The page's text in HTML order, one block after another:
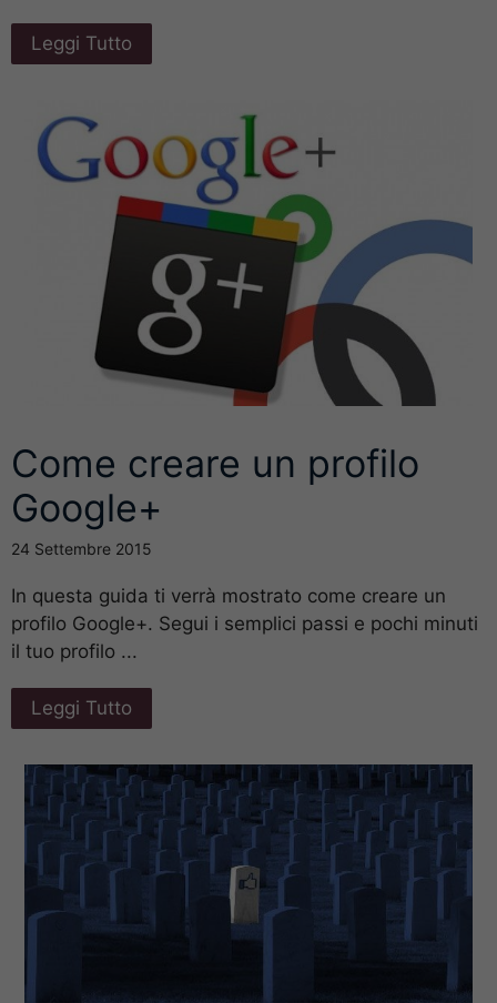
Leggi Tutto
Come creare un profilo
Google+
24 Settembre 2015
In questa guida ti verrà mostrato come creare un
profilo Google+. Segui i semplici passi e pochi minuti
il tuo profilo ...
Leggi Tutto